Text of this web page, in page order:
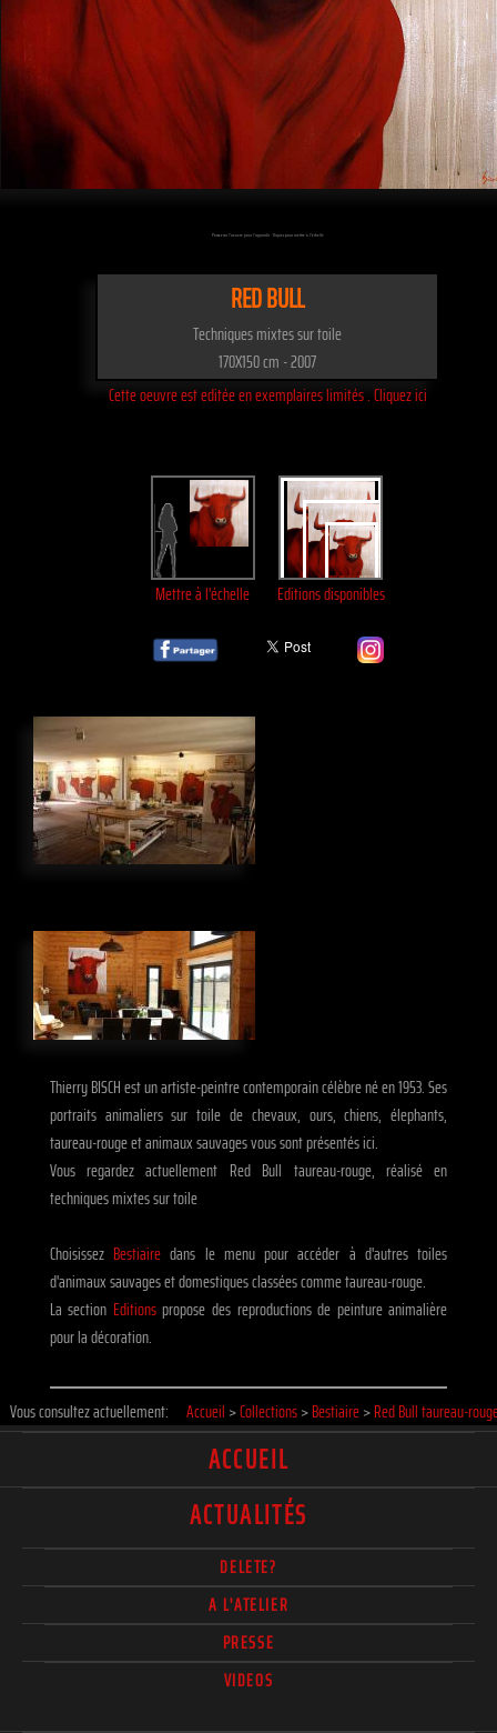
Passez sur l'oeuvre pour l'agrandir - Cliquez pour mettre à l'échelle
RED BULL
Techniques mixtes sur toile
170X150 cm - 2007
Cette oeuvre est editée en exemplaires limités . Cliquez ici
Mettre à l'échelle Editions disponibles
Thierry BISCH est un artiste-peintre contemporain célèbre né en 1953. Ses
portraits animaliers sur toile de chevaux, ours, chiens, élephants,
taureau-rouge et animaux sauvages vous sont présentés ici.
Vous regardez actuellement Red Bull taureau-rouge, réalisé en
techniques mixtes sur toile
Choisissez Bestiaire dans le menu pour accéder à d'autres toiles
d'animaux sauvages et domestiques classées comme taureau-rouge.
La section Editionspropose des reproductions de peinture animalière
pour la décoration.
Vous consultez actuellement: Accueil >Collections>Bestiaire>Red Bull taureau-
ACCUEIL
ACTUALITÉS
DELETE?
A L'ATELIER
PRESSE
VIDEOS